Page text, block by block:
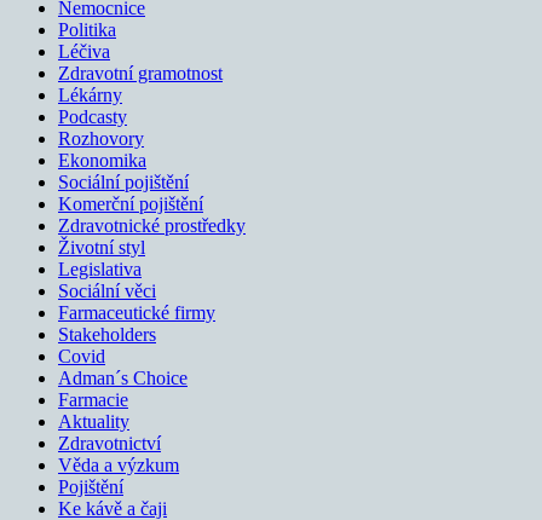
Nemocnice
Politika
Léčiva
Zdravotní gramotnost
Lékárny
Podcasty
Rozhovory
Ekonomika
Sociální pojištění
Komerční pojištění
Zdravotnické prostředky
Životní styl
Legislativa
Sociální věci
Farmaceutické firmy
Stakeholders
Covid
Adman´s Choice
Farmacie
Aktuality
Zdravotnictví
Věda a výzkum
Pojištění
Ke kávě a čaji